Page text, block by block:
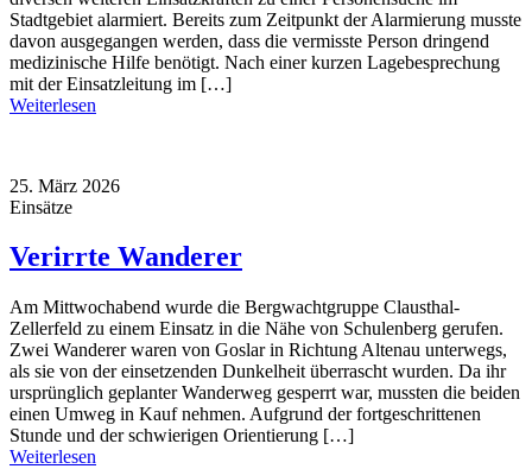
Stadtgebiet alarmiert. Bereits zum Zeitpunkt der Alarmierung musste
davon ausgegangen werden, dass die vermisste Person dringend
medizinische Hilfe benötigt. Nach einer kurzen Lagebesprechung
mit der Einsatzleitung im […]
Weiterlesen
25. März 2026
Einsätze
Verirrte Wanderer
Am Mittwochabend wurde die Bergwachtgruppe Clausthal-
Zellerfeld zu einem Einsatz in die Nähe von Schulenberg gerufen.
Zwei Wanderer waren von Goslar in Richtung Altenau unterwegs,
als sie von der einsetzenden Dunkelheit überrascht wurden. Da ihr
ursprünglich geplanter Wanderweg gesperrt war, mussten die beiden
einen Umweg in Kauf nehmen. Aufgrund der fortgeschrittenen
Stunde und der schwierigen Orientierung […]
Weiterlesen